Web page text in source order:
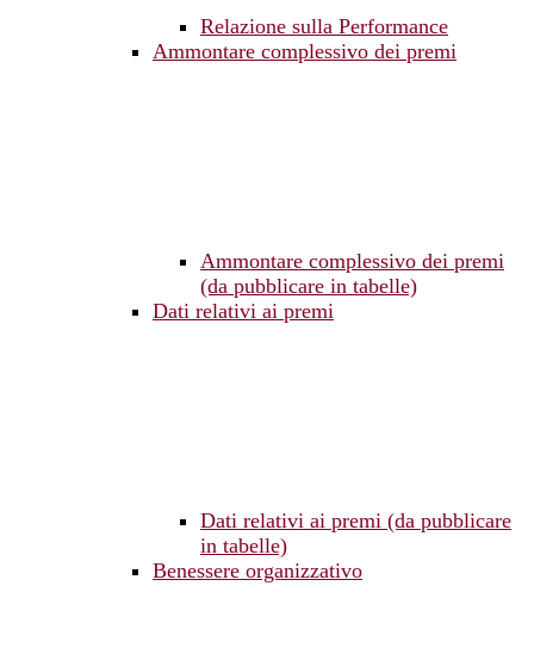
Relazione sulla Performance
Ammontare complessivo dei premi
Ammontare complessivo dei premi
(da pubblicare in tabelle)
Dati relativi ai premi
Dati relativi ai premi (da pubblicare
in tabelle)
Benessere organizzativo